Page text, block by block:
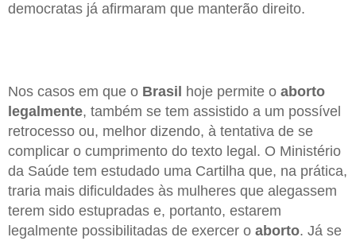
democratas já afirmaram que manterão direito.
Nos casos em que o Brasil hoje permite o aborto
legalmente, também se tem assistido a um possível
retrocesso ou, melhor dizendo, à tentativa de se
complicar o cumprimento do texto legal. O Ministério
da Saúde tem estudado uma Cartilha que, na prática,
traria mais dificuldades às mulheres que alegassem
terem sido estupradas e, portanto, estarem
legalmente possibilitadas de exercer o aborto. Já se